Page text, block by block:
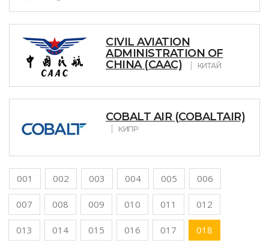
CIVIL AVIATION
ADMINISTRATION OF
CHINA (CAAC)
КИТАЙ
COBALT AIR (COBALTAIR)
КИПР
001 002 003 004 005 006
007 008 009 010 011 012
013 014 015 016 017 018